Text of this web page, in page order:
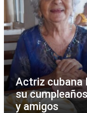
Actriz cubana
su
y amigos